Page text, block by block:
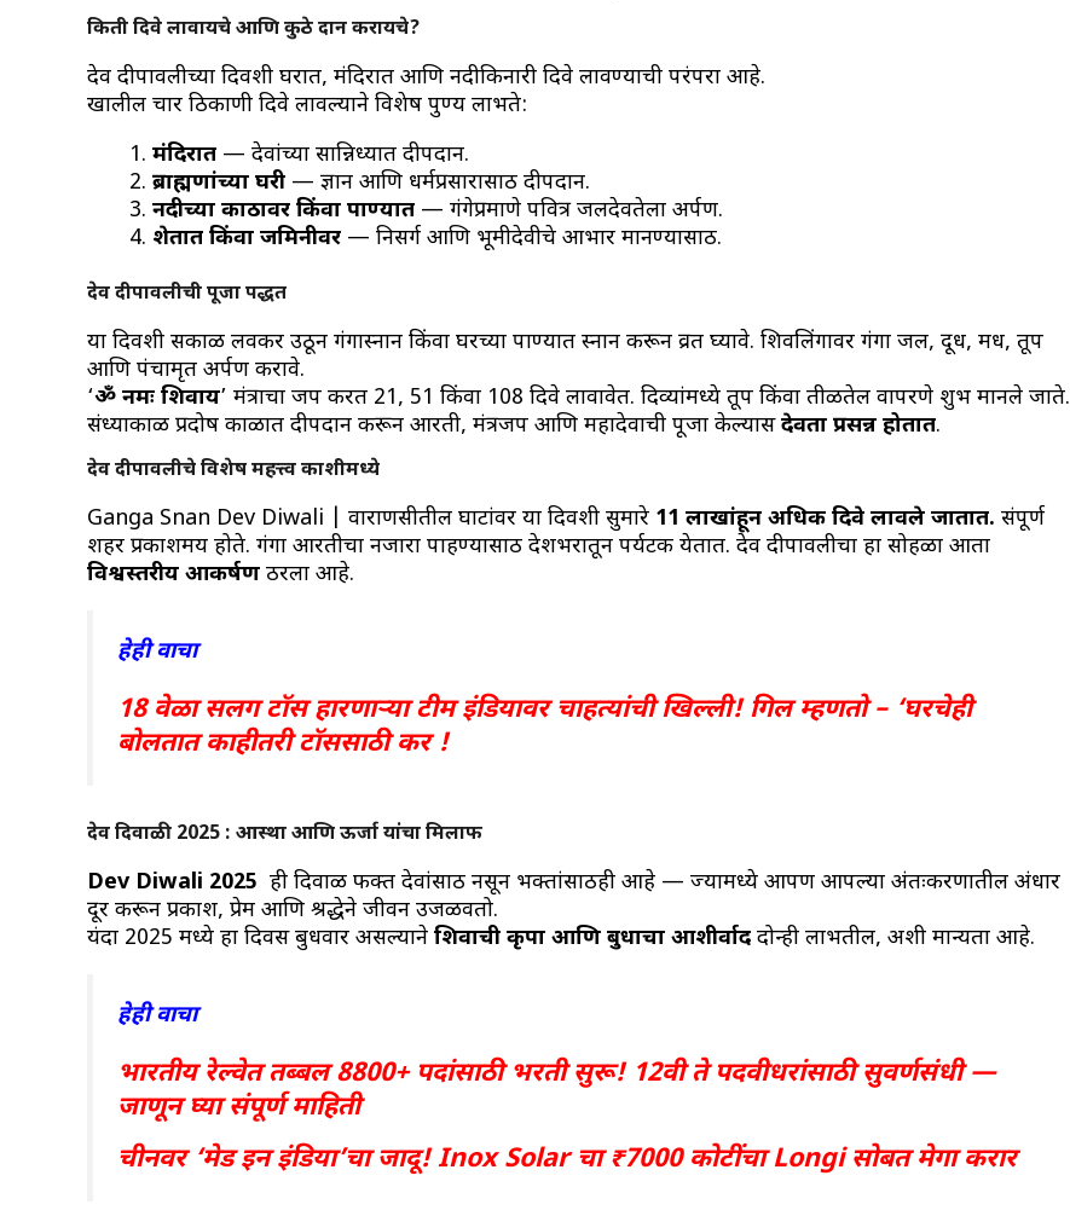
किती दिवे लावायचे आणि कुठे दान करायचे?
देव दीपावलीच्या दिवशी घरात, मंदिरात आणि नदीकिनारी दिवे लावण्याची परंपरा आहे.
खालील चार ठिकाणी दिवे लावल्याने विशेष पुण्य लाभते:
मंदिरात — देवांच्या सान्निध्यात दीपदान.
ब्राह्मणांच्या घरी — ज्ञान आणि धर्मप्रसारासाठी दीपदान.
नदीच्या काठावर किंवा पाण्यात — गंगेप्रमाणे पवित्र जलदेवतेला अर्पण.
शेतात किंवा जमिनीवर — निसर्ग आणि भूमीदेवीचे आभार मानण्यासाठी.
देव दीपावलीची पूजा पद्धत
या दिवशी सकाळी लवकर उठून गंगास्नान किंवा घरच्या पाण्यात स्नान करून व्रत घ्यावे. शिवलिंगावर गंगा जल, दूध, मध, तूप
आणि पंचामृत अर्पण करावे.
‘ॐ नमः शिवाय’ मंत्राचा जप करत 21, 51 किंवा 108 दिवे लावावेत. दिव्यांमध्ये तूप किंवा तीळतेल वापरणे शुभ मानले जाते.
संध्याकाळी प्रदोष काळात दीपदान करून आरती, मंत्रजप आणि महादेवाची पूजा केल्यासदेवता प्रसन्न होतात.
देव दीपावलीचे विशेष महत्त्व काशीमध्ये
Ganga Snan Dev Diwali | वाराणसीतील घाटांवर या दिवशी सुमारे 11 लाखांहून अधिक दिवे लावले जातात. संपूर्ण
शहर प्रकाशमय होते. गंगा आरतीचा नजारा पाहण्यासाठी देशभरातून पर्यटक येतात. देव दीपावलीचा हा सोहळा आता
विश्वस्तरीय आकर्षण ठरला आहे.
हेही वाचा
18 वेळा सलग टॉस हारणाऱ्या टीम इंडियावर चाहत्यांची खिल्ली! गिल म्हणतो – ‘घरचेही
बोलतात काहीतरी टॉससाठी कर !
देव दिवाळी 2025 : आस्था आणि ऊर्जा यांचा मिलाफ
Dev Diwali 2025 ही दिवाळी फक्त देवांसाठी नसून भक्तांसाठीही आहे — ज्यामध्ये आपण आपल्या अंतःकरणातील अंधार
दूर करून प्रकाश, प्रेम आणि श्रद्धेने जीवन उजळवतो.
यंदा 2025 मध्ये हा दिवस बुधवार असल्याने शिवाची कृपा आणि बुधाचा आशीर्वाद दोन्ही लाभतील, अशी मान्यता आहे.
हेही वाचा
भारतीय रेल्वेत तब्बल 8800+ पदांसाठी भरती सुरू! 12वी ते पदवीधरांसाठी सुवर्णसंधी —
जाणून घ्या संपूर्ण माहिती
चीनवर ‘मेड इन इंडिया’चा जादू! Inox Solar चा ₹7000 कोटींचा Longi सोबत मेगा करार